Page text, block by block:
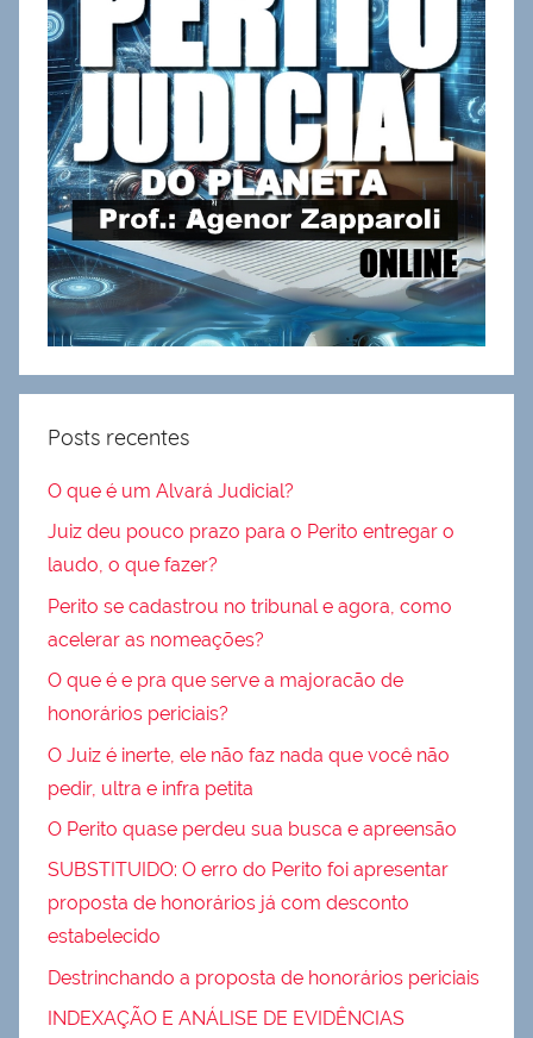
Posts recentes
O que é um Alvará Judicial?
Juiz deu pouco prazo para o Perito entregar o
laudo, o que fazer?
Perito se cadastrou no tribunal e agora, como
acelerar as nomeações?
O que é e pra que serve a majoracão de
honorários periciais?
O Juiz é inerte, ele não faz nada que você não
pedir, ultra e infra petita
O Perito quase perdeu sua busca e apreensão
SUBSTITUIDO: O erro do Perito foi apresentar
proposta de honorários já com desconto
estabelecido
Destrinchando a proposta de honorários periciais
INDEXAÇÃO E ANÁLISE DE EVIDÊNCIAS